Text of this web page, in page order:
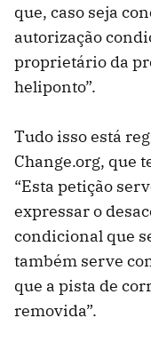
que, caso seja
autorização
proprietário da
heliponto”.
Tudo isso está
Change.org, que
“Esta petição
expressar o
condicional que
também serve
que a pista de
removida”.